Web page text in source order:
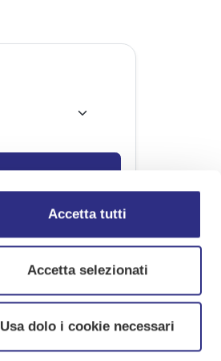
Accetta tutti
Accetta selezionati
Usa dolo i cookie necessari